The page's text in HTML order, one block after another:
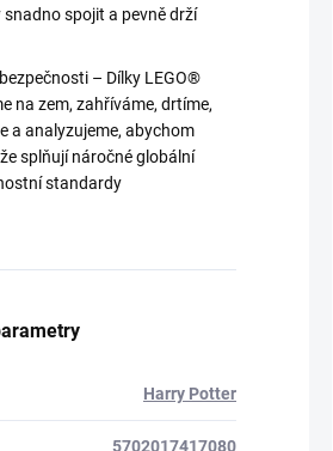
snadno spojit a pevně drží
– Dílky LEGO®
na zem, zahříváme, drtíme,
a analyzujeme, abychom
splňují náročné globální
standardy
Harry Potter
5702017417080